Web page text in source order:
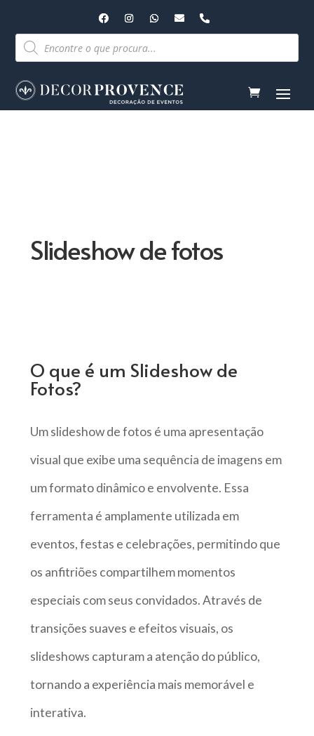
Pesquisar
produtos
Slideshow de fotos
O que é um Slideshow de
Fotos?
Um slideshow de fotos é uma apresentação
visual que exibe uma sequência de imagens em
um formato dinâmico e envolvente. Essa
ferramenta é amplamente utilizada em
eventos, festas e celebrações, permitindo que
os anfitriões compartilhem momentos
especiais com seus convidados. Através de
transições suaves e efeitos visuais, os
slideshows capturam a atenção do público,
tornando a experiência mais memorável e
interativa.